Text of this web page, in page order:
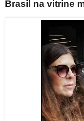
Brasil na vitrine